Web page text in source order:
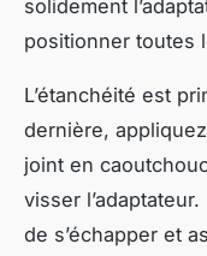
solidement
positionner toutes
L’étanchéité est
dernière,
joint en
visser
de s’échapper et